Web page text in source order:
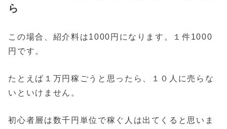
ら
この場合、紹介料は1000円になります。１件1000
円です。
たとえば１万円稼ごうと思ったら、１０人に売らな
いといけません。
初心者層は数千円単位で稼ぐ人は出てくると思いま